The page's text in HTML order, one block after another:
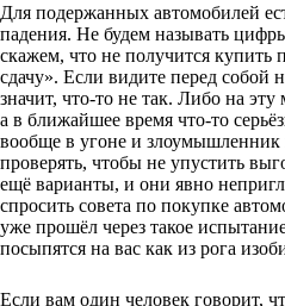
Для подержанных автомобилей
падения. Не будем называть
скажем, что не получится
сдачу». Если видите перед собой
значит, что-то не так. Либо на
а в ближайшее время что-то
вообще в угоне и злоумышленник
проверять, чтобы не упустить
ещё варианты, и они явно
спросить совета по покупке
уже прошёл через такое
посыпятся на вас как из рога
Если вам один человек говорит,